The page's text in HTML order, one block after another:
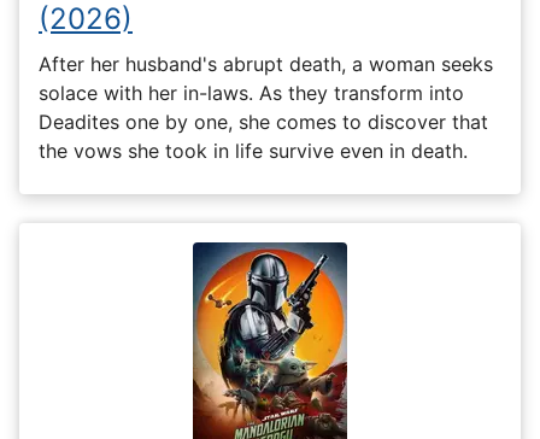
(2026)
After her husband's abrupt death, a woman seeks
solace with her in-laws. As they transform into
Deadites one by one, she comes to discover that
the vows she took in life survive even in death.